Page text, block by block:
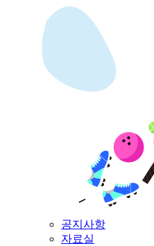
공지사항
자료실